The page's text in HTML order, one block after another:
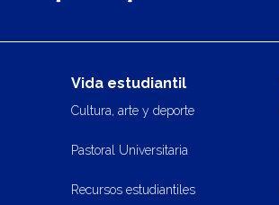
Vida estudiantil
Cultura, arte y deporte
Pastoral Universitaria
Recursos estudiantiles